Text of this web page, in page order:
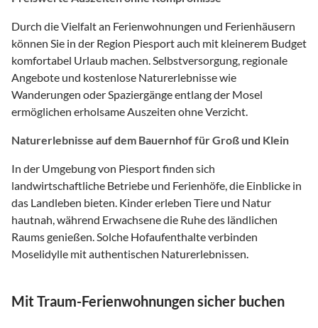
Durch die Vielfalt an Ferienwohnungen und Ferienhäusern
können Sie in der Region Piesport auch mit kleinerem Budget
komfortabel Urlaub machen. Selbstversorgung, regionale
Angebote und kostenlose Naturerlebnisse wie
Wanderungen oder Spaziergänge entlang der Mosel
ermöglichen erholsame Auszeiten ohne Verzicht.
Naturerlebnisse auf dem Bauernhof für Groß und Klein
In der Umgebung von Piesport finden sich
landwirtschaftliche Betriebe und Ferienhöfe, die Einblicke in
das Landleben bieten. Kinder erleben Tiere und Natur
hautnah, während Erwachsene die Ruhe des ländlichen
Raums genießen. Solche Hofaufenthalte verbinden
Moselidylle mit authentischen Naturerlebnissen.
Mit Traum-Ferienwohnungen sicher buchen